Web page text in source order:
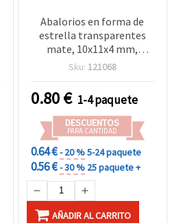
Abalorios en forma de
estrella transparentes
mate, 10x11x4 mm,
Agujero: 2 mm, rojo
Sku: 121068
0.80€ 1-4 paquete
DESCUENTOS
PARA CANTIDAD
0.64 €- 20 %5-24 paquete
0.56 €- 30 % 25 paquete +
AÑADIR AL CARRITO